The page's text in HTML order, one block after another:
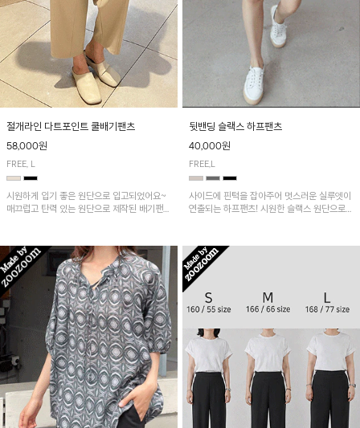
절개라인 다트포인트 쿨배기팬츠
58,000원
FREE, L
시원하게 입기 좋은 원단으로 입고되었어요~
매끄럽고 탄력 있는 원단으로 제작된 배기팬츠
뒷밴딩 슬랙스 하프팬츠
40,000원
FREE,L
사이드에 핀턱을 잡아주어 멋스러운 실루엣이
연출되는 하프팬츠! 시원한 슬랙스 원단으로